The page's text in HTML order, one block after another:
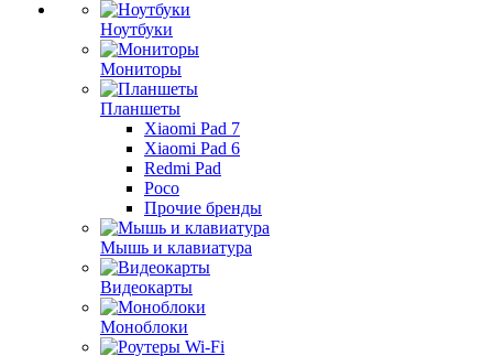
Ноутбуки
Мониторы
Планшеты
Xiaomi Pad 7
Xiaomi Pad 6
Redmi Pad
Poco
Прочие бренды
Мышь и клавиатура
Видеокарты
Моноблоки